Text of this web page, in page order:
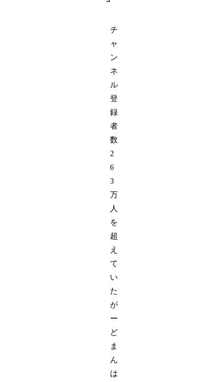
チ
ャ
ン
ネ
ル
登
録
者
数
2
6
3
万
人
を
超
え
て
い
た
が
ー
ど
ま
ん
は